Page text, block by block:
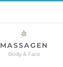
MASSAGEN
Body & Face